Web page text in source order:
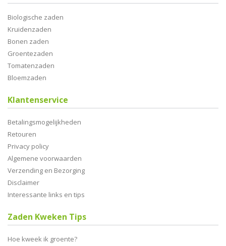
Biologische zaden
Kruidenzaden
Bonen zaden
Groentezaden
Tomatenzaden
Bloemzaden
Klantenservice
Betalingsmogelijkheden
Retouren
Privacy policy
Algemene voorwaarden
Verzending en Bezorging
Disclaimer
Interessante links en tips
Zaden Kweken Tips
Hoe kweek ik groente?